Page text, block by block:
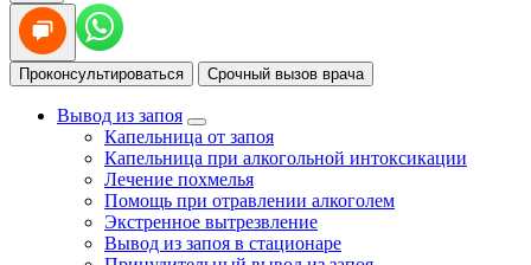
Проконсультироваться Срочный вызов врача
Вывод из запоя
Капельница от запоя
Капельница при алкогольной интоксикации
Лечение похмелья
Помощь при отравлении алкоголем
Экстренное вытрезвление
Вывод из запоя в стационаре